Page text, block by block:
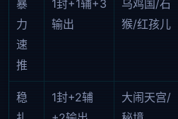
暴
力
速
推
1封+1辅+3
输出
乌鸡国/石
猴/红孩儿
稳
1封+2辅
大闹天宫/